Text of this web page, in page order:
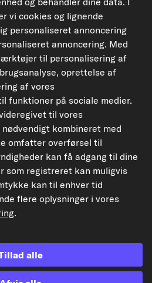
carpardoo.nl
hele databasen, må ikke gengives.
database uden forudgående samtykke fra
tredjeparter i sådanne aktiviteter er strengt
af indhold udgør en krænkelse af
aftalen
vi cookies og lignende
personaliseret annoncering
annoncering. Med
til personalisering af
oprettelse af
af vores
funktioner på sociale medier.
til vores
kombineret med
omfatter overførsel til
kan få adgang til dine
som registreret kan muligvis
kan til enhver tid
flere oplysninger i vores
.
alle